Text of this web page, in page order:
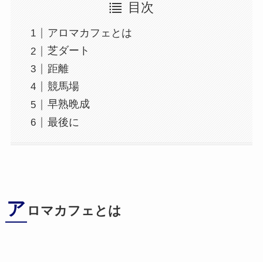
目次
アロマカフェとは
芝ダート
距離
競馬場
早熟晩成
最後に
ア ロマカフェとは